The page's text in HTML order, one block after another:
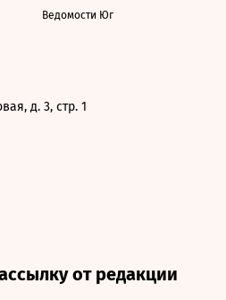
Ведомости Юг
д. 3, стр. 1